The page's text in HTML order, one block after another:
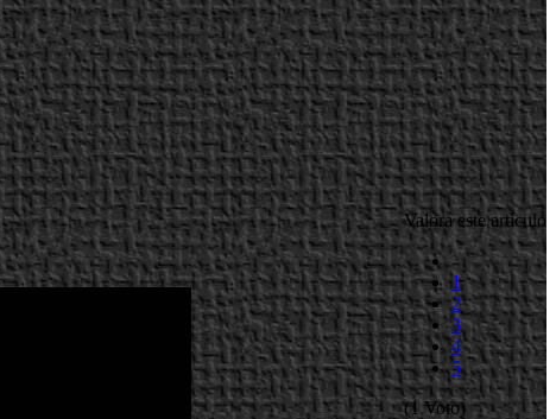
Valora este artículo
1
2
3
4
5
(1 Voto)